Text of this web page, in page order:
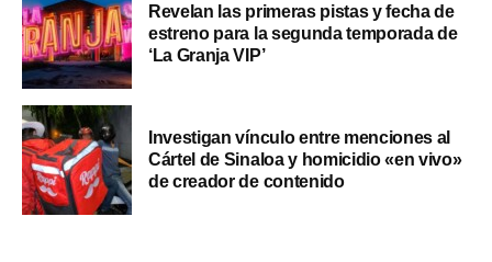
Revelan las primeras pistas y fecha de
estreno para la segunda temporada de
‘La Granja VIP’
Investigan vínculo entre menciones al
Cártel de Sinaloa y homicidio «en vivo»
de creador de contenido